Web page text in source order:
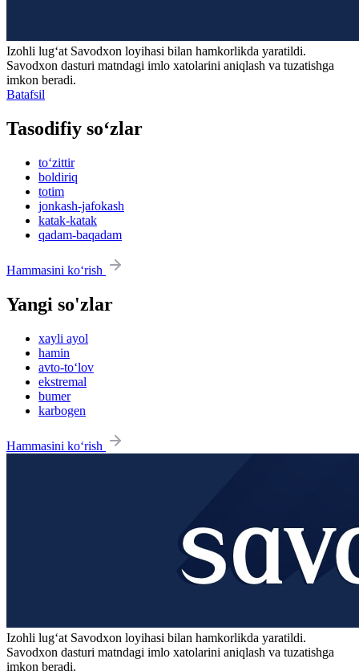
Izohli lugʻat Savodxon loyihasi bilan hamkorlikda yaratildi.
Savodxon dasturi matndagi imlo xatolarini aniqlash va tuzatishga
imkon beradi.
Batafsil
Tasodifiy so‘zlar
to‘zittir
boldiriq
totim
jonkash-jafokash
katak-katak
qadam-baqadam
Hammasini ko‘rish
Yangi so'zlar
xayli ayol
hamin
avto-to‘lov
ekstremal
bumer
karbogen
Hammasini ko‘rish
Izohli lugʻat Savodxon loyihasi bilan hamkorlikda yaratildi.
Savodxon dasturi matndagi imlo xatolarini aniqlash va tuzatishga
imkon beradi.